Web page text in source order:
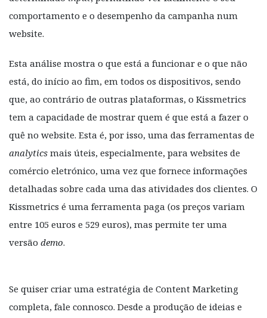
comportamento e o desempenho da campanha num
website.
Esta análise mostra o que está a funcionar e o que não
está, do início ao fim, em todos os dispositivos, sendo
que, ao contrário de outras plataformas, o Kissmetrics
tem a capacidade de mostrar quem é que está a fazer o
quê no website. Esta é, por isso, uma das ferramentas de
analytics mais úteis, especialmente, para websites de
comércio eletrónico, uma vez que fornece informações
detalhadas sobre cada uma das atividades dos clientes. O
Kissmetrics é uma ferramenta paga (os preços variam
entre 105 euros e 529 euros), mas permite ter uma
versão demo.
Se quiser criar uma estratégia de Content Marketing
completa, fale connosco. Desde a produção de ideias e